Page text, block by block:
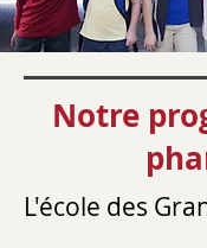
Notre
L'école des